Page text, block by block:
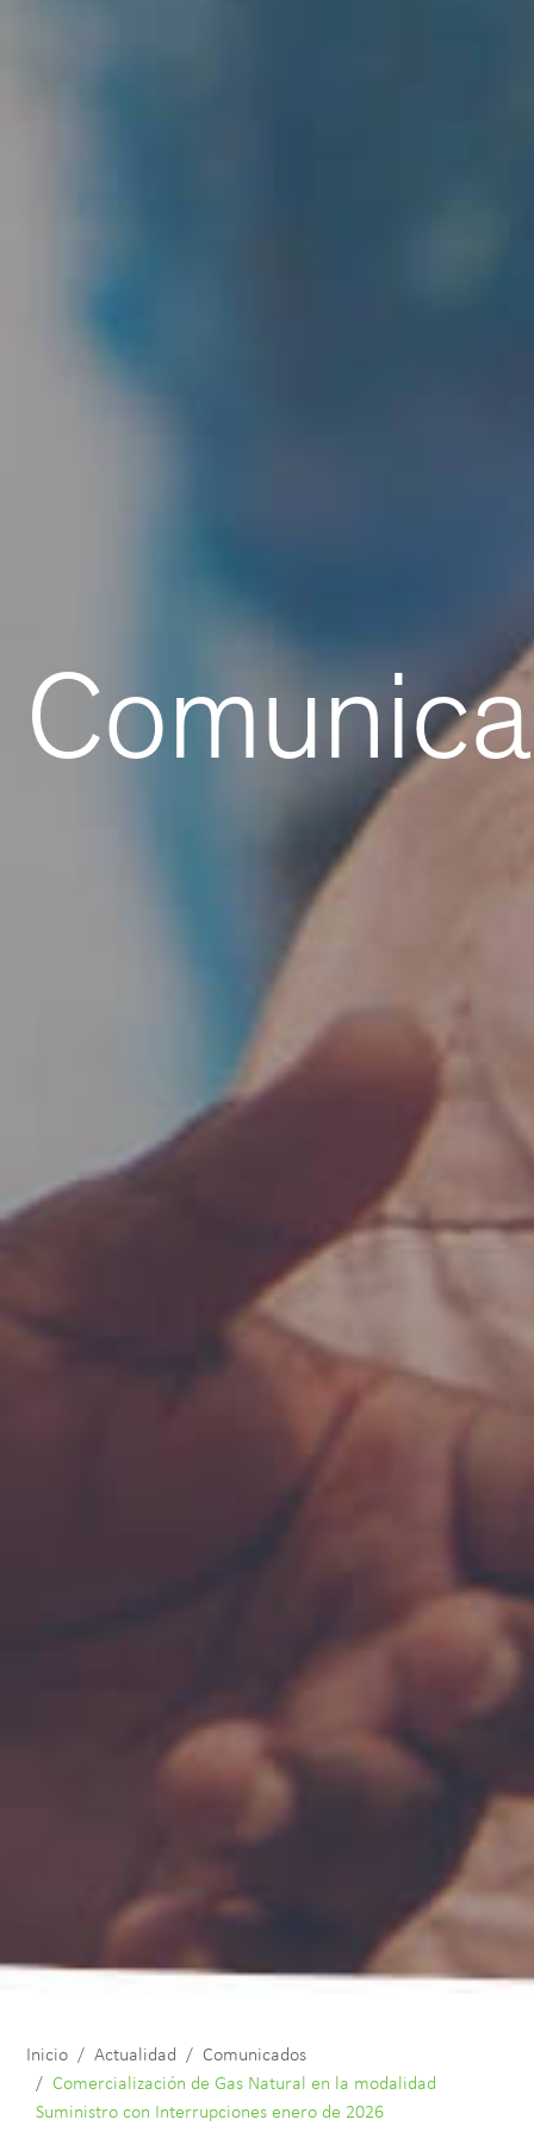
Inicio Actualidad
Comunicados
Comercialización de Gas Natural en la modalidad
Suministro con Interrupciones enero de 2026